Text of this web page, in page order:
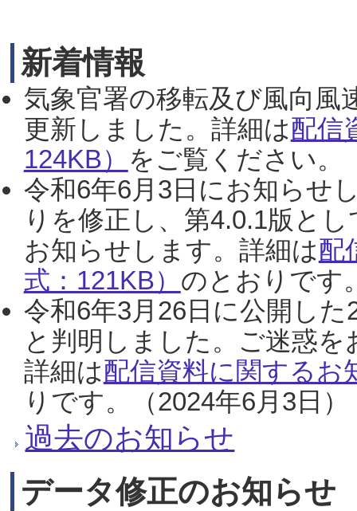
新着情報
気象官署の移転及び風向風
更新しました。詳細は配信
124KB） をご覧ください。
令和6年6月3日にお知らせ
りを修正し、第4.0.1版と
お知らせします。詳細は配
式：121KB） のとおりです
令和6年3月26日に公開し
と判明しました。ご迷惑
詳細は配信資料に関するお
りです。（2024年6月3日）
過去のお知らせ
データ修正のお知らせ